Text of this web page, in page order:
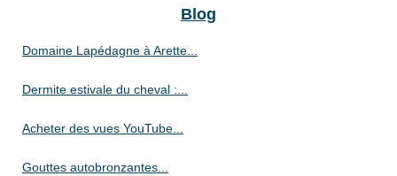
Blog
Domaine Lapédagne à Arette...
Dermite estivale du cheval :...
Acheter des vues YouTube...
Gouttes autobronzantes...